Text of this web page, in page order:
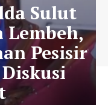
Sulut
Lembeh,
Pesisir